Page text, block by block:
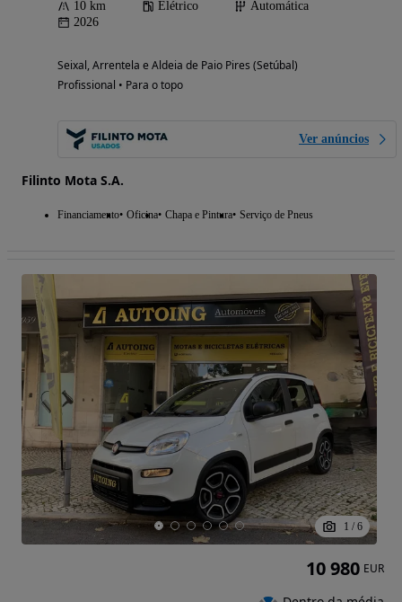
10 km Elétrico
Automática
2026
Seixal, Arrentela e Aldeia de Paio Pires (Setúbal)
Profissional • Para o topo
Ver anúncios
Filinto Mota S.A.
Financiamento Oficina Chapa e Pintura Serviço de Pneus
1 / 6
10 980 EUR